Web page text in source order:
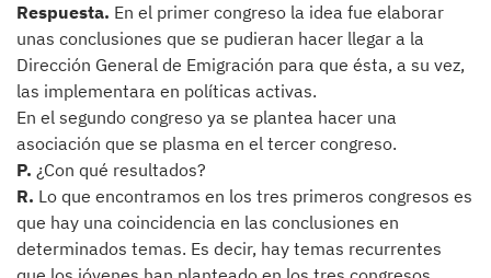
Respuesta. En el primer congreso la idea fue elaborar
unas conclusiones que se pudieran hacer llegar a la
Dirección General de Emigración para que ésta, a su vez,
las implementara en políticas activas.
En el segundo congreso ya se plantea hacer una
asociación que se plasma en el tercer congreso.
P. ¿Con qué resultados?
R. Lo que encontramos en los tres primeros congresos es
que hay una coincidencia en las conclusiones en
determinados temas. Es decir, hay temas recurrentes